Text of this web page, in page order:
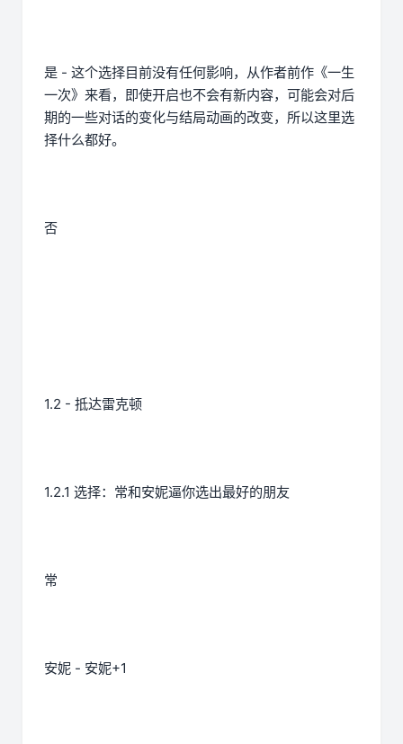
是 - 这个选择目前没有任何影响，从作者前作《一生
一次》来看，即使开启也不会有新内容，可能会对后
期的一些对话的变化与结局动画的改变，所以这里选
择什么都好。
否
1.2 - 抵达雷克顿
1.2.1 选择：常和安妮逼你选出最好的朋友
常
安妮 - 安妮+1